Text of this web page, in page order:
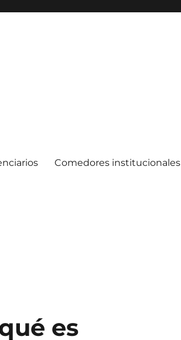
Comedores institucionales
es